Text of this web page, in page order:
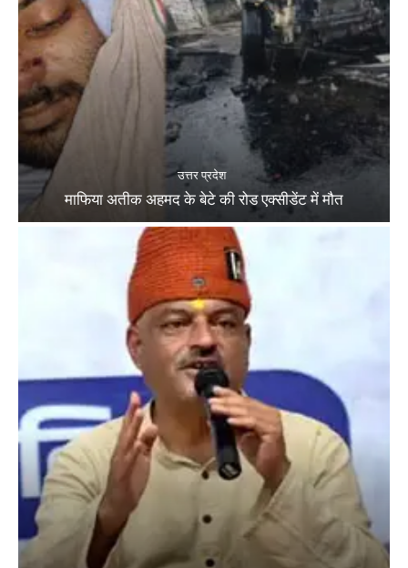
उत्तर प्रदेश
माफिया अतीक अहमद के बेटे की रोड एक्सीडेंट में मौत